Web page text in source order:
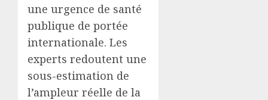
une urgence de santé
publique de portée
internationale. Les
experts redoutent une
sous-estimation de
l’ampleur réelle de la